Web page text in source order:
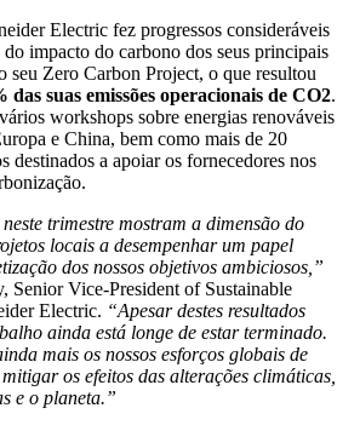
Electric fez progressos consideráveis
impacto do carbono dos seus principais
seu Zero Carbon Project, o que resultou
das suas emissões operacionais de CO2.
workshops sobre energias renováveis
e China, bem como mais de 20
destinados a apoiar os fornecedores nos
trimestre mostram a dimensão do
locais a desempenhar um papel
dos nossos objetivos ambiciosos,”
Senior Vice-President of Sustainable
Electric. “Apesar destes resultados
ainda está longe de estar terminado.
mais os nossos esforços globais de
os efeitos das alterações climáticas,
e o planeta.”